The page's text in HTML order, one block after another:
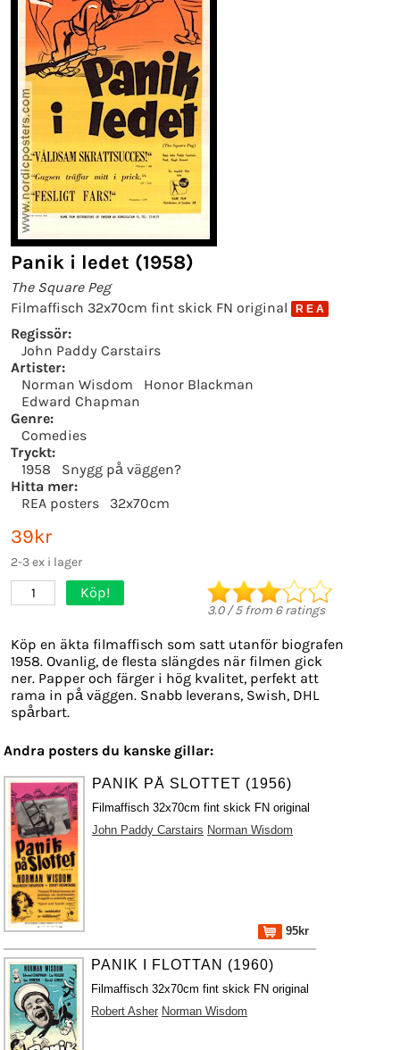
Panik i ledet (1958)
The Square Peg
Filmaffisch 32x70cm fint skick FN original
R E A
Regissör:
John Paddy Carstairs
Artister:
Norman Wisdom
Honor Blackman
Edward Chapman
Genre:
Comedies
Tryckt:
1958
Snygg på väggen?
Hitta mer:
REA posters
32x70cm
39kr
2-3 ex i lager
1 Köp!
3.0/5from 6ratings
Köp en äkta filmaffisch som satt utanför biografen
1958. Ovanlig, de flesta slängdes när filmen gick
ner. Papper och färger i hög kvalitet, perfekt att
rama in på väggen. Snabb leverans, Swish, DHL
spårbart.
Andra posters du kanske gillar:
PANIK PÅ SLOTTET (1956)
Filmaffisch 32x70cm fint skick FN original
John Paddy Carstairs Norman Wisdom
95kr
PANIK I FLOTTAN (1960)
Filmaffisch 32x70cm fint skick FN original
Robert Asher Norman Wisdom